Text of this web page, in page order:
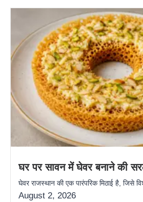
घर पर सावन में घेवर बनाने की
घेवर राजस्थान की एक पारंपरिक मिठाई है, जिसे
August 2, 2026